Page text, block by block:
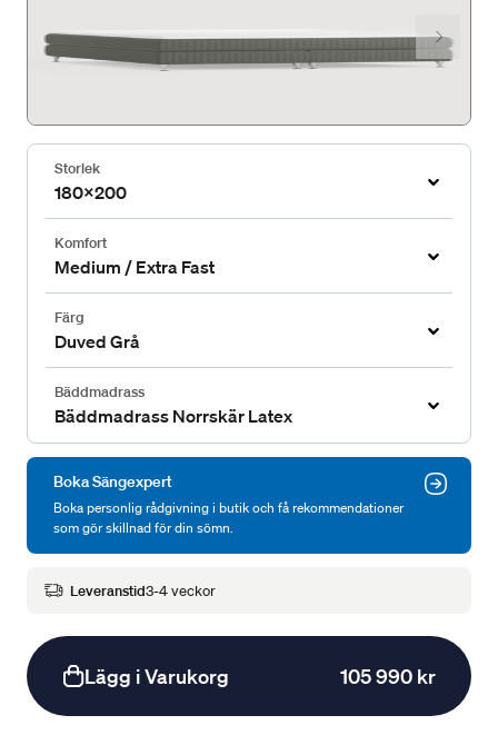
Storlek
180x200
Komfort
Medium / Extra Fast
Färg
Duved Grå
Bäddmadrass
Bäddmadrass Norrskär Latex
Boka Sängexpert
Boka personlig rådgivning i butik och få rekommendationer
som gör skillnad för din sömn.
Leveranstid3-4 veckor
Lägg i Varukorg 105 990 kr